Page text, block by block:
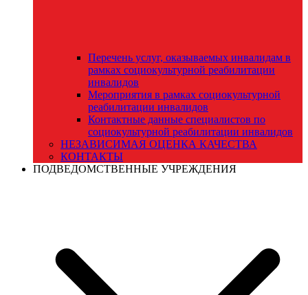
Перечень услуг, оказываемых инвалидам в
рамках социокультурной реабилитации
инвалидов
Мероприятия в рамках социокультурной
реабилитации инвалидов
Контактные данные специалистов по
социокультурной реабилитации инвалидов
НЕЗАВИСИМАЯ ОЦЕНКА КАЧЕСТВА
КОНТАКТЫ
ПОДВЕДОМСТВЕННЫЕ УЧРЕЖДЕНИЯ